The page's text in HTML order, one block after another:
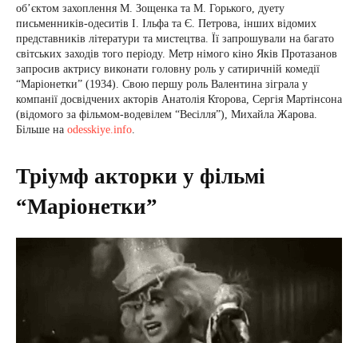
об’єктом захоплення М. Зощенка та М. Горького, дуету
письменників-одеситів І. Ільфа та Є. Петрова, інших відомих
представників літератури та мистецтва. Її запрошували на багато
світських заходів того періоду. Метр німого кіно Яків Протазанов
запросив актрису виконати головну роль у сатиричній комедії
“Маріонетки” (1934). Свою першу роль Валентина зіграла у
компанії досвідчених акторів Анатолія Кторова, Сергія Мартінсона
(відомого за фільмом-водевілем “Весілля”), Михайла Жарова.
Більше на odesskiye.info
Тріумф акторки у фільмі
“Маріонетки”